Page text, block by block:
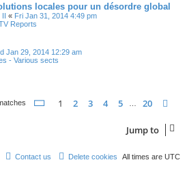
locales pour un désordre global
II « Fri Jan 31, 2014 4:49 pm
Reports
Jan 29, 2014 12:29 am
- Various sects
Page 1of 20
1 2 3 4 5 20
Jump to
All times are UTC
Delete cookies
Contact us